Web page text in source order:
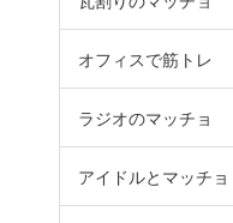
オフィスで筋トレ
ラジオのマッチョ
アイドルとマッチョ